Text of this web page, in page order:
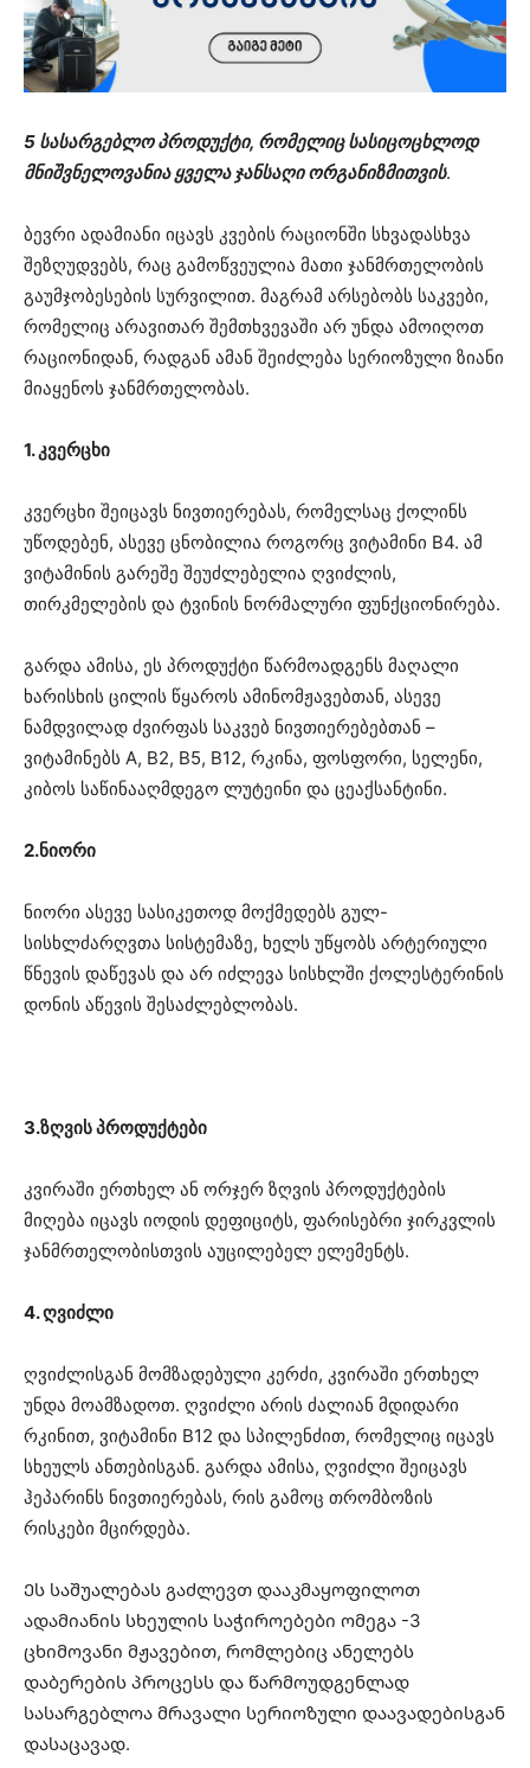
5 სასარგებლო პროდუქტი, რომელიც სასიცოცხლოდ
მნიშვნელოვანია ყველა ჯანსაღი ორგანიზმითვის.
ბევრი ადამიანი იცავს კვების რაციონში სხვადასხვა
შეზღუდვებს, რაც გამოწვეულია მათი ჯანმრთელობის
გაუმჯობესების სურვილით. მაგრამ არსებობს საკვები,
რომელიც არავითარ შემთხვევაში არ უნდა ამოიღოთ
რაციონიდან, რადგან ამან შეიძლება სერიოზული ზიანი
მიაყენოს ჯანმრთელობას.
1. კვერცხი
კვერცხი შეიცავს ნივთიერებას, რომელსაც ქოლინს
უწოდებენ, ასევე ცნობილია როგორც ვიტამინი B4. ამ
ვიტამინის გარეშე შეუძლებელია ღვიძლის,
თირკმელების და ტვინის ნორმალური ფუნქციონირება.
გარდა ამისა, ეს პროდუქტი წარმოადგენს მაღალი
ხარისხის ცილის წყაროს ამინომჟავებთან, ასევე
ნამდვილად ძვირფას საკვებ ნივთიერებებთან –
ვიტამინებს A, B2, B5, B12, რკინა, ფოსფორი, სელენი,
კიბოს საწინააღმდეგო ლუტეინი და ცეაქსანტინი.
2.ნიორი
ნიორი ასევე სასიკეთოდ მოქმედებს გულ-
სისხლძარღვთა სისტემაზე, ხელს უწყობს არტერიული
წნევის დაწევას და არ იძლევა სისხლში ქოლესტერინის
დონის აწევის შესაძლებლობას.
3.ზღვის პროდუქტები
კვირაში ერთხელ ან ორჯერ ზღვის პროდუქტების
მიღება იცავს იოდის დეფიციტს, ფარისებრი ჯირკვლის
ჯანმრთელობისთვის აუცილებელ ელემენტს.
4. ღვიძლი
ღვიძლისგან მომზადებული კერძი, კვირაში ერთხელ
უნდა მოამზადოთ. ღვიძლი არის ძალიან მდიდარი
რკინით, ვიტამინი B12 და სპილენძით, რომელიც იცავს
სხეულს ანთებისგან. გარდა ამისა, ღვიძლი შეიცავს
ჰეპარინს ნივთიერებას, რის გამოც თრომბოზის
რისკები მცირდება.
Ეს საშუალებას გაძლევთ დააკმაყოფილოთ
ადამიანის სხეულის საჭიროებები ომეგა -3
ცხიმოვანი მჟავებით, რომლებიც ანელებს
დაბერების პროცესს და წარმოუდგენლად
სასარგებლოა მრავალი სერიოზული დაავადებისგან
დასაცავად.